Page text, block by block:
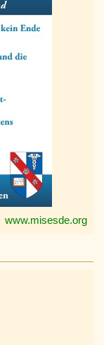
www.misesde.org